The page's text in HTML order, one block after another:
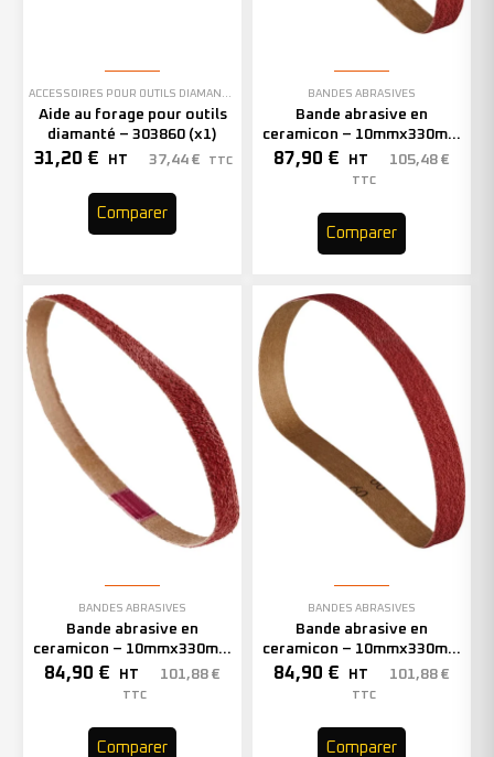
Aide au forage pour outils
diamanté – 303860 (x1)
31,20 € HT 37,44 € TTC
Comparer
BANDES ABRASIVES
Bande abrasive en
ceramicon – 10mmx330mm
– Grain 40 – 333001 (x50)
87,90 € HT 105,48 €
TTC
Comparer
BANDES ABRASIVES
Bande abrasive en
ceramicon – 10mmx330mm
– Grain 60 – 333002 (x50)
84,90 € HT 101,88 €
TTC
Comparer
BANDES ABRASIVES
Bande abrasive en
ceramicon – 10mmx330mm
– Grain 80 – 333003 (x50)
84,90 € HT 101,88 €
TTC
Comparer